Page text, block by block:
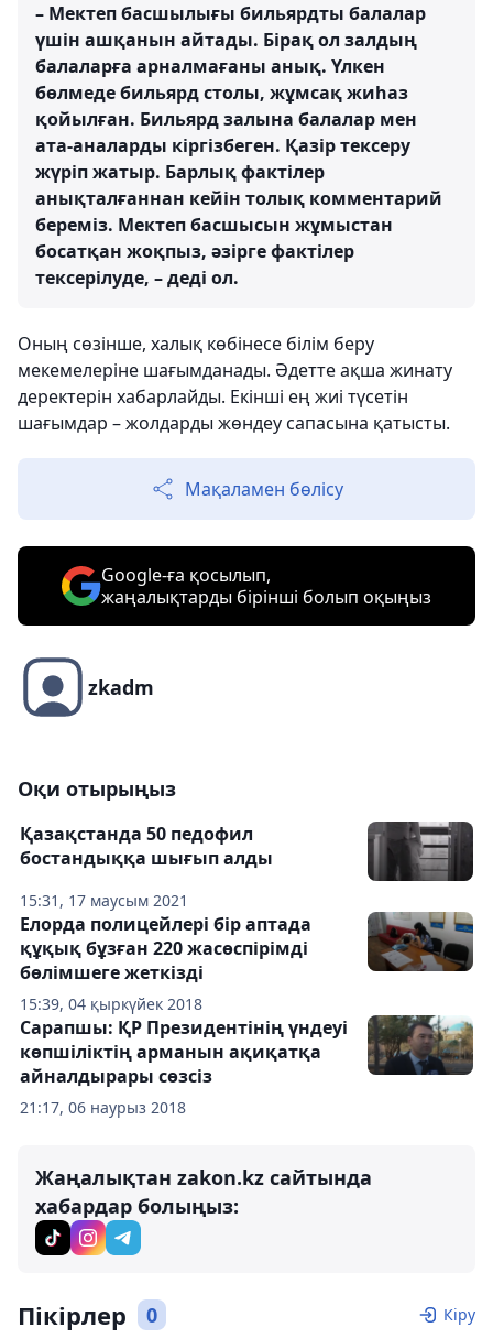
– Мектеп басшылығы бильярдты балалар
үшін ашқанын айтады. Бірақ ол залдың
балаларға арналмағаны анық. Үлкен
бөлмеде бильярд столы, жұмсақ жиһаз
қойылған. Бильярд залына балалар мен
ата-аналарды кіргізбеген. Қазір тексеру
жүріп жатыр. Барлық фактілер
анықталғаннан кейін толық комментарий
береміз. Мектеп басшысын жұмыстан
босатқан жоқпыз, әзірге фактілер
тексерілуде, – деді ол.
Оның сөзінше, халық көбінесе білім беру
мекемелеріне шағымданады. Әдетте ақша жинату
деректерін хабарлайды. Екінші ең жиі түсетін
шағымдар – жолдарды жөндеу сапасына қатысты.
Мақаламен бөлісу
Google-ға қосылып,
жаңалықтарды бірінші болып оқыңыз
zkadm
Оқи отырыңыз
15:31, 17 маусым 2021
Қазақстанда 50 педофил
бостандыққа шығып алды
15:39, 04 қыркүйек 2018
Елорда полицейлері бір аптада
құқық бұзған 220 жасөспірімді
бөлімшеге жеткізді
21:17, 06 наурыз 2018
Сарапшы: ҚР Президентінің үндеуі
көпшіліктің арманын ақиқатқа
айналдырары сөзсіз
Жаңалықтан zakon.kz сайтында
хабардар болыңыз:
Пікірлер 0 Кіру